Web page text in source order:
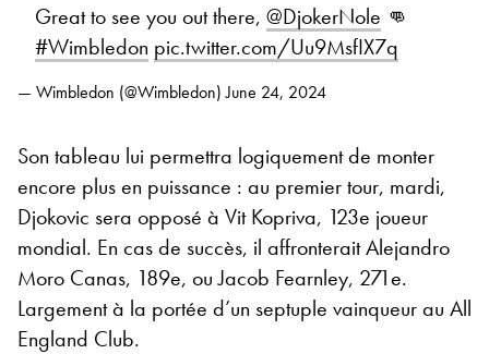
Great to see you out there, @DjokerNole 👊
#Wimbledon pic.twitter.com/Uu9MsfIX7q
— Wimbledon (@Wimbledon)June 24, 2024
Son tableau lui permettra logiquement de monter
encore plus en puissance : au premier tour, mardi,
Djokovic sera opposé à Vit Kopriva, 123e joueur
mondial. En cas de succès, il affronterait Alejandro
Moro Canas, 189e, ou Jacob Fearnley, 271e.
Largement à la portée d’un septuple vainqueur au All
England Club.